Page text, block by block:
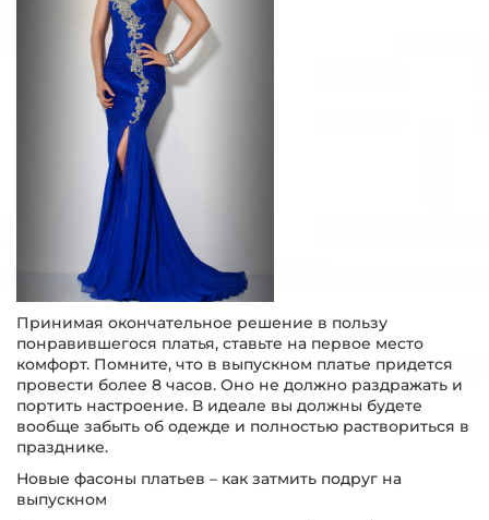
Принимая окончательное решение в пользу
понравившегося платья, ставьте на первое место
комфорт. Помните, что в выпускном платье придется
провести более 8 часов. Оно не должно раздражать и
портить настроение. В идеале вы должны будете
вообще забыть об одежде и полностью раствориться в
празднике.
Новые фасоны платьев – как затмить подруг на
выпускном